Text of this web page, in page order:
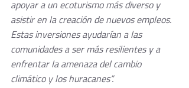
apoyar a un ecoturismo más diverso y
asistir en la creación de nuevos empleos.
Estas inversiones ayudarían a las
comunidades a ser más resilientes y a
enfrentar la amenaza del cambio
climático y los huracanes”.